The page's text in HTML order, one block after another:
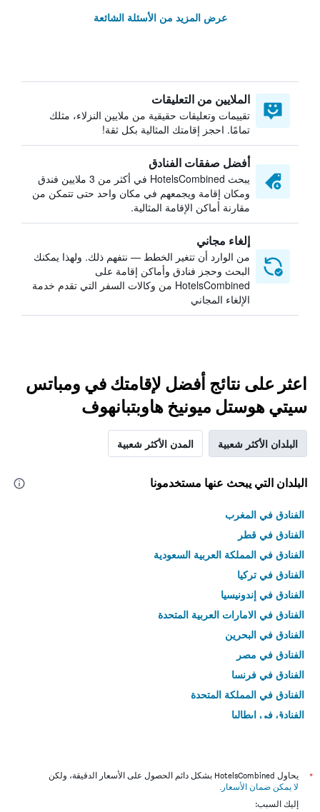
عرض المزيد من الأسئلة الشائعة
الملايين من التعليقات
تقييمات وتعليقات حقيقية من ملايين النزلاء، مثلك
تمامًا. احجز إقامتك المثالية بكل ثقة!
أفضل صفقات الفنادق
يبحث HotelsCombined في أكثر من 3 ملايين فندق
ومكان إقامة ويجمعهم في مكان واحد حتى تتمكن من
مقارنة أماكن الإقامة المثالية.
إلغاء مجاني
من الوارد أن تتغير الخطط — نتفهم ذلك. ولهذا يمكنك
البحث وحجز فنادق وأماكن إقامة على
HotelsCombined من وكالات السفر التي تقدم خدمة
الإلغاء المجاني
اعثر على نتائج أفضل لإقامتك في ومباتس
سيتي هوستل ميونيخ هاوبتبانهوف
البلدان الأكثر شعبية المدن الأكثر شعبية
البلدان التي يبحث عنها مستخدمونا
الفنادق في المغرب
الفنادق في قطر
الفنادق في المملكة العربية السعودية
الفنادق في تركيا
الفنادق في إندونيسيا
الفنادق في الامارات العربية المتحدة
الفنادق في البحرين
الفنادق في مصر
الفنادق في فرنسا
الفنادق في المملكة المتحدة
الفنادق في إيطاليا
*
يحاول HotelsCombined بشكل دائم الحصول على الأسعار الدقيقة، ولكن
لا يمكن ضمان الأسعار .
إليك السبب: